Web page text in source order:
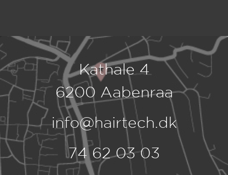
Kathale 4
6200 Aabenraa
info@hairtech.dk
74 62 03 03